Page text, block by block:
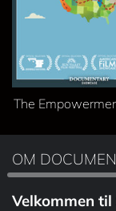
The
OM
Velkommen